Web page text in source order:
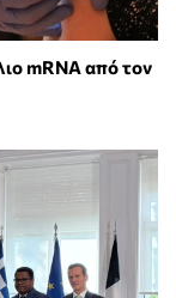
mRNA από τον